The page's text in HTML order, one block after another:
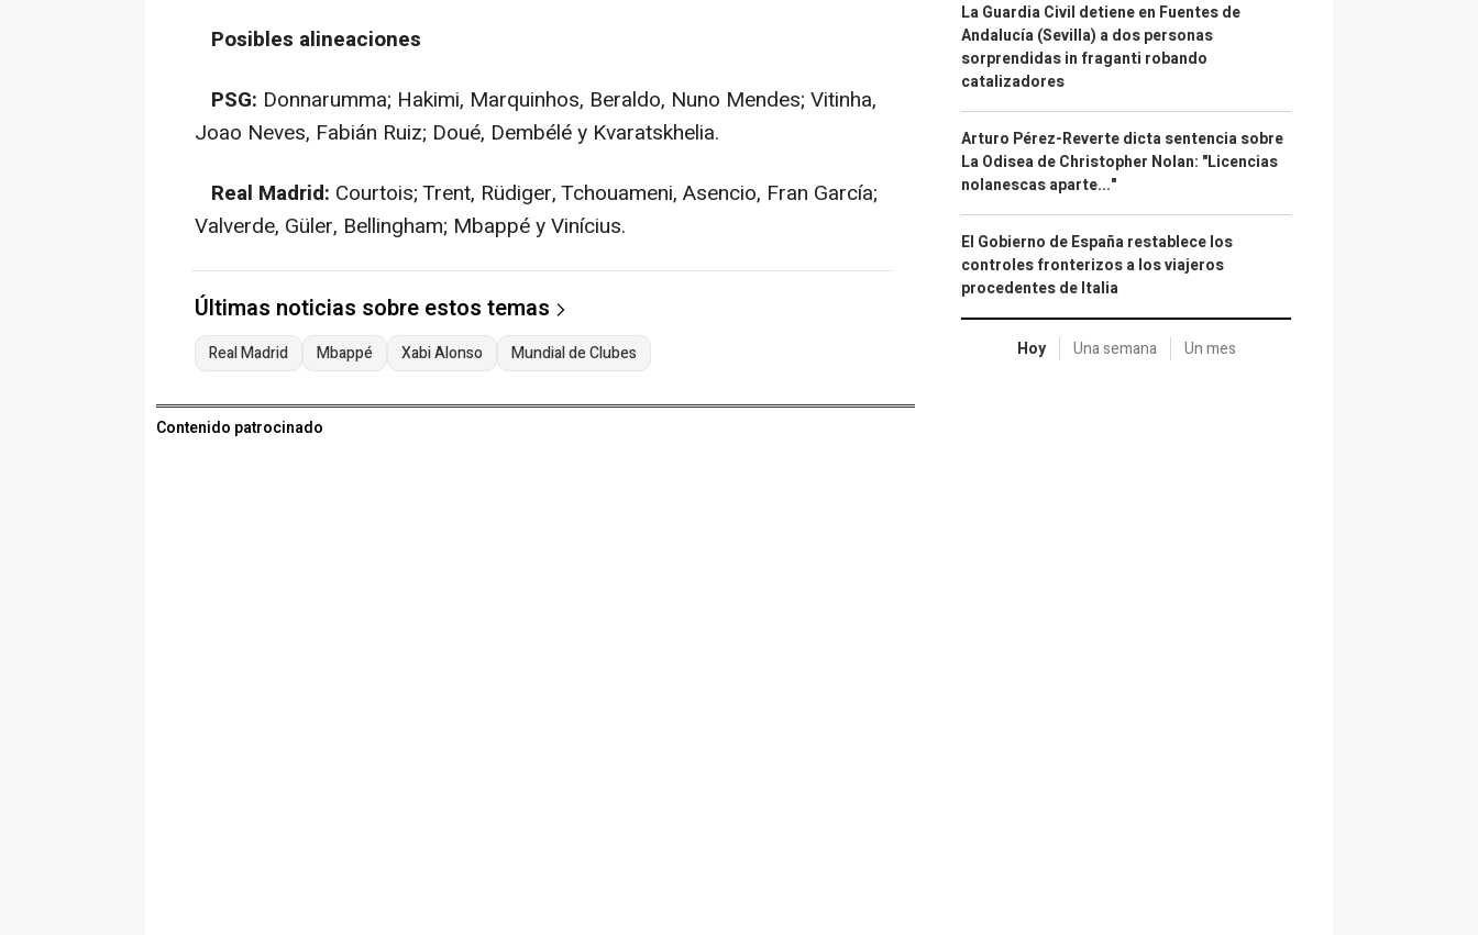
Posibles alineaciones
PSG: Donnarumma; Hakimi, Marquinhos, Beraldo, Nuno Mendes; Vitinha,
Joao Neves, Fabián Ruiz; Doué, Dembélé y Kvaratskhelia.
Real Madrid: Courtois; Trent, Rüdiger, Tchouameni, Asencio, Fran García;
Valverde, Güler, Bellingham; Mbappé y Vinícius.
Últimas noticias sobre estos temas
Real Madrid Mbappé Xabi Alonso Mundial de Clubes
Contenido patrocinado
La Guardia Civil detiene en Fuentes de
Andalucía (Sevilla) a dos personas
sorprendidas in fraganti robando
catalizadores
Arturo Pérez-Reverte dicta sentencia sobre
La Odisea de Christopher Nolan: "Licencias
nolanescas aparte..."
El Gobierno de España restablece los
controles fronterizos a los viajeros
procedentes de Italia
Hoy Una semana Un mes